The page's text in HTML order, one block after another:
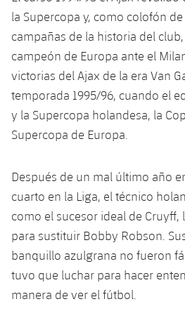
Accesibilidad
Palmarés
Infantil B
Resultados
Clasificaciones
Jugadors
Fotos
Historia
Resultados
Jugadores
Clasificaciones
Juvenil
Cadete
Infantil
Alevín
PLUSICON
MÁS
Primer equipo
plusicon
más
Calendario
Entradas
Resultados
Clasificaciones
Jugadores
Barça Atlètic
plusicon
más
Actualidad
Calendario
Resultados
Jugadores
Clasificaciones
Actualidad
Barça C
Junior
Juvenil
Campus Verano
PLUSICON
MÁS
Información general
plusicon
más
Noticias
Atletismo
plusicon
más
la Supercopa y, como colofón
campañas de la historia del
campeón de Europa ante el
victorias del Ajax de la era Van
temporada 1995/96, cuando el
y la Supercopa holandesa, la
Supercopa de Europa.
Después de un mal último año
cuarto en la Liga, el técnico
como el sucesor ideal de Cruyff,
para sustituir Bobby Robson.
banquillo azulgrana no fueron
tuvo que luchar para hacer
manera de ver el fútbol.